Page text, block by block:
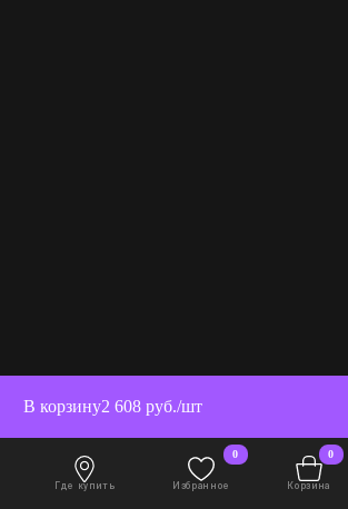
2 608 руб./шт
В корзину
Где купить
0
Избранное
0
Корзина